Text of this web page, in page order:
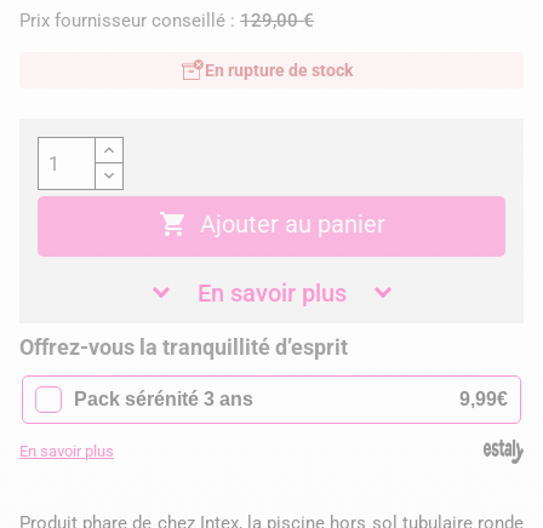
Prix fournisseur conseillé : 129,00 €
En rupture de stock
 Ajouter au panier
En savoir plus
Offrez-vous la tranquillité d’esprit
✓ Pack sérénité 3 ans 9,99€
En savoir plus
Produit phare de chez Intex, la piscine hors sol tubulaire ronde